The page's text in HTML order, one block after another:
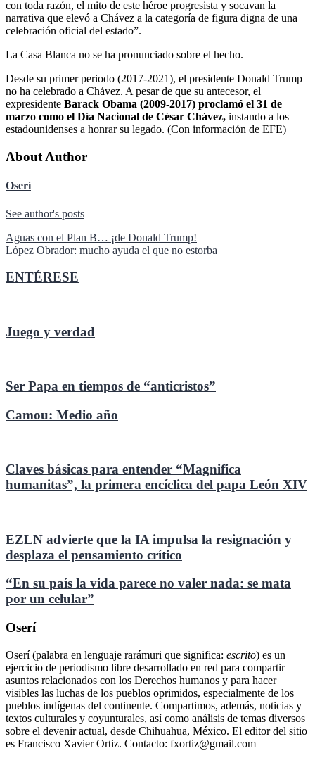
con toda razón, el mito de este héroe progresista y socavan la
narrativa que elevó a Chávez a la categoría de figura digna de una
celebración oficial del estado”.
La Casa Blanca no se ha pronunciado sobre el hecho.
Desde su primer periodo (2017-2021), el presidente Donald Trump
no ha celebrado a Chávez. A pesar de que su antecesor, el
expresidente Barack Obama (2009-2017) proclamó el 31 de
marzo como el Día Nacional de César Chávez, instando a los
estadounidenses a honrar su legado. (Con información de EFE)
About Author
Oserí
See author's posts
Navegación
de
entradas
Aguas con el Plan B… ¡de Donald Trump!
López Obrador: mucho ayuda el que no estorba
ENTÉRESE
Juego y verdad
Ser Papa en tiempos de “anticristos”
Camou: Medio año
Claves básicas para entender “Magnifica
humanitas”, la primera encíclica del papa León XIV
EZLN advierte que la IA impulsa la resignación y
desplaza el pensamiento crítico
“En su país la vida parece no valer nada: se mata
por un celular”
Oserí
Oserí (palabra en lenguaje rarámuri que significa: escrito) es un
ejercicio de periodismo libre desarrollado en red para compartir
asuntos relacionados con los Derechos humanos y para hacer
visibles las luchas de los pueblos oprimidos, especialmente de los
pueblos indígenas del continente. Compartimos, además, noticias y
textos culturales y coyunturales, así como análisis de temas diversos
sobre el devenir actual, desde Chihuahua, México. El editor del sitio
es Francisco Xavier Ortiz. Contacto: fxortiz@gmail.com